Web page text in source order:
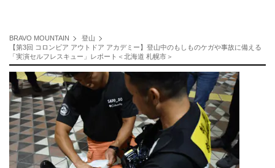
BRAVO MOUNTAIN
登山
【第3回 コロンビア アウトドア アカデミー】登山中のもしものケガや事故に備える
「実演セルフレスキュー」レポート＜北海道 札幌市＞